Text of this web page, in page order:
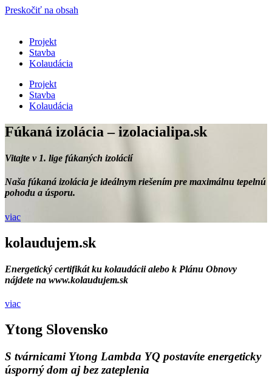
Preskočiť na obsah
Projekt
Stavba
Kolaudácia
Projekt
Stavba
Kolaudácia
Fúkaná izolácia – izolacialipa.sk
Vitajte v 1. lige fúkaných izolácií
Naša fúkaná izolácia je ideálnym riešením pre maximálnu tepelnú
pohodu a úsporu.
viac
kolaudujem.sk
Energetický certifikát ku kolaudácii alebo k Plánu Obnovy
nájdete na www.kolaudujem.sk
viac
Ytong Slovensko
S tvárnicami Ytong Lambda YQ postavíte energeticky
úsporný dom aj bez zateplenia